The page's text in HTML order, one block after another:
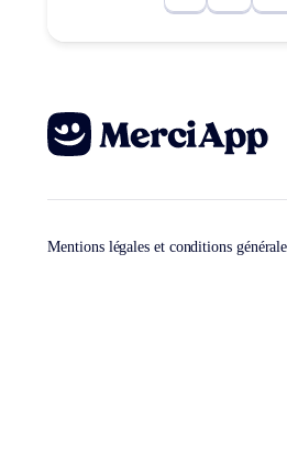
Mentions légales et conditions